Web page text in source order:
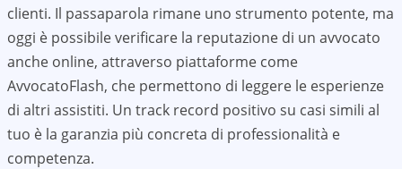
clienti. Il passaparola rimane uno strumento potente, ma
oggi è possibile verificare la reputazione di un avvocato
anche online, attraverso piattaforme come
AvvocatoFlash, che permettono di leggere le esperienze
di altri assistiti. Un track record positivo su casi simili al
tuo è la garanzia più concreta di professionalità e
competenza.